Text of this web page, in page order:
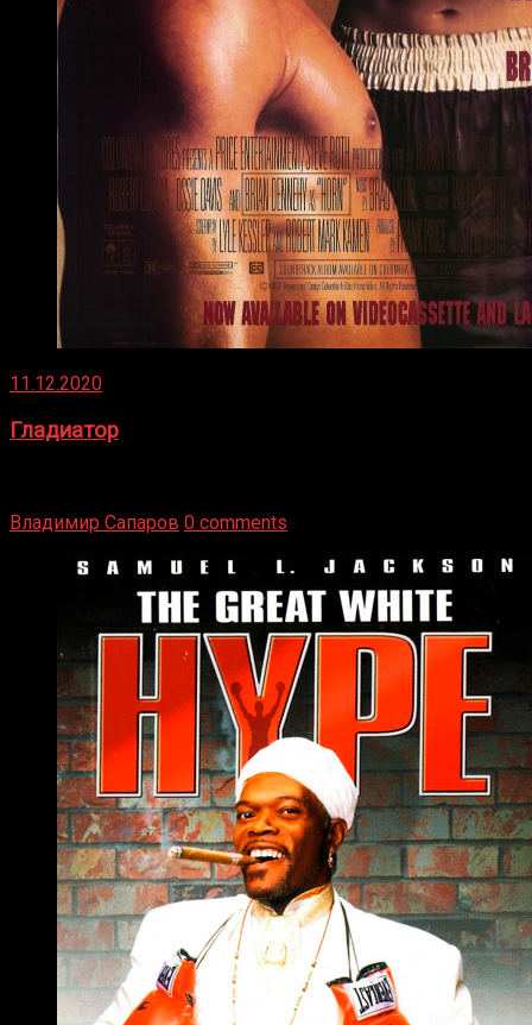
11.12.2020
Гладиатор
Владимир Сапаров 0 comments